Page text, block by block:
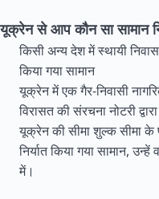
यूक्रेन से आप कौन सा सामान
किसी अन्य देश में स्थायी
किया गया सामान
यूक्रेन में एक गैर-निवासी
विरासत की संरचना नोटरी
यूक्रेन की सीमा शुल्क सीमा के
निर्यात किया गया सामान,
में।